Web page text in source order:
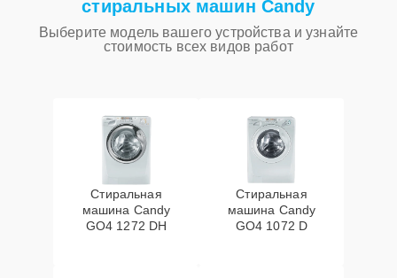
стиральных машин Candy
Выберите модель вашего устройства и узнайте
стоимость всех видов работ
Стиральная
машина Candy
GO4 1272 DH
Стиральная
машина Candy
GO4 1072 D